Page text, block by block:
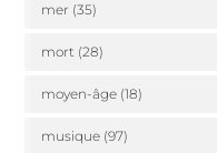
mer (35)
mort (28)
moyen-âge (18)
musique (97)